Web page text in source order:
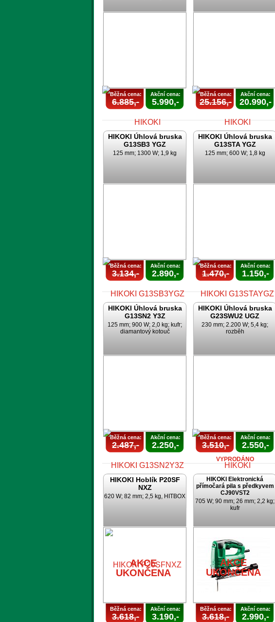
Běžná cena:
6.885,-
Akční cena:
5.990,-
Běžná cena:
25.156,-
Akční cena:
20.990,-
HIKOKI Úhlová bruska
G13SB3 YGZ
125 mm; 1300 W; 1,9 kg
Běžná cena:
3.134,-
Akční cena:
2.890,-
HIKOKI Úhlová bruska
G13STA YGZ
125 mm; 600 W; 1,8 kg
Běžná cena:
1.470,-
Akční cena:
1.150,-
HIKOKI Úhlová bruska
G13SN2 Y3Z
125 mm; 900 W; 2,0 kg; kufr;
diamantový kotouč
Běžná cena:
2.487,-
Akční cena:
2.250,-
HIKOKI Úhlová bruska
G23SWU2 UGZ
230 mm; 2.200 W; 5,4 kg;
rozběh
UKONČENA
Běžná cena:
3.510,-
Akční cena:
2.550,-
VYPRODÁNO
HIKOKI Hoblík P20SF
NXZ
620 W; 82 mm; 2,5 kg, HITBOX
AKCE
UKONČENA
Běžná cena:
3.618,-
Akční cena:
3.190,-
HIKOKI Elektronická
přímočará pila s předkyvem
CJ90VST2
705 W; 90 mm; 26 mm; 2,2 kg;
kufr
AKCE
UKONČENA
Běžná cena:
3.618,-
Akční cena:
2.990,-